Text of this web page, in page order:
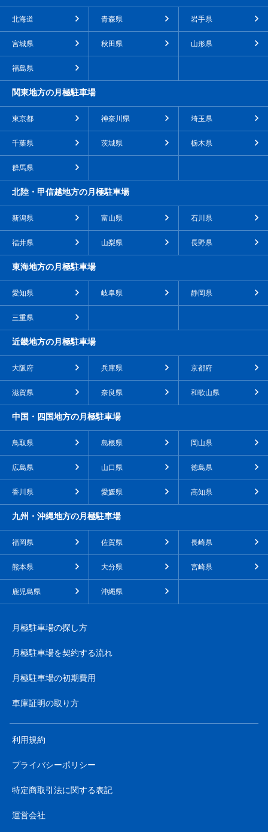
北海道 青森県 岩手県
宮城県 秋田県 山形県
福島県
関東地方の月極駐車場
東京都 神奈川県 埼玉県
千葉県 茨城県 栃木県
群馬県
北陸・甲信越地方の月極駐車場
新潟県 富山県 石川県
福井県 山梨県 長野県
東海地方の月極駐車場
愛知県 岐阜県 静岡県
三重県
近畿地方の月極駐車場
大阪府 兵庫県 京都府
滋賀県 奈良県 和歌山県
中国・四国地方の月極駐車場
鳥取県 島根県 岡山県
広島県 山口県 徳島県
香川県 愛媛県 高知県
九州・沖縄地方の月極駐車場
福岡県 佐賀県 長崎県
熊本県 大分県 宮崎県
鹿児島県 沖縄県
月極駐車場の探し方
月極駐車場を契約する流れ
月極駐車場の初期費用
車庫証明の取り方
利用規約
プライバシーポリシー
特定商取引法に関する表記
運営会社